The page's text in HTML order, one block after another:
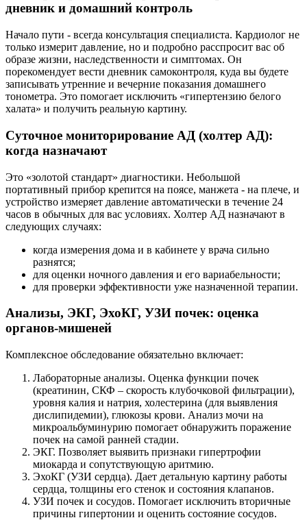
дневник и домашний контроль
Начало пути - всегда консультация специалиста. Кардиолог не
только измерит давление, но и подробно расспросит вас об
образе жизни, наследственности и симптомах. Он
порекомендует вести дневник самоконтроля, куда вы будете
записывать утренние и вечерние показания домашнего
тонометра. Это помогает исключить «гипертензию белого
халата» и получить реальную картину.
Суточное мониторирование АД (холтер АД):
когда назначают
Это «золотой стандарт» диагностики. Небольшой
портативный прибор крепится на поясе, манжета - на плече, и
устройство измеряет давление автоматически в течение 24
часов в обычных для вас условиях. Холтер АД назначают в
следующих случаях:
когда измерения дома и в кабинете у врача сильно
разнятся;
для оценки ночного давления и его вариабельности;
для проверки эффективности уже назначенной терапии.
Анализы, ЭКГ, ЭхоКГ, УЗИ почек: оценка
органов-мишеней
Комплексное обследование обязательно включает:
Лабораторные анализы. Оценка функции почек
(креатинин, СКФ – скорость клубочковой фильтрации),
уровня калия и натрия, холестерина (для выявления
дислипидемии), глюкозы крови. Анализ мочи на
микроальбуминурию помогает обнаружить поражение
почек на самой ранней стадии.
ЭКГ. Позволяет выявить признаки гипертрофии
миокарда и сопутствующую аритмию.
ЭхоКГ (УЗИ сердца). Дает детальную картину работы
сердца, толщины его стенок и состояния клапанов.
УЗИ почек и сосудов. Помогает исключить вторичные
причины гипертонии и оценить состояние сосудов.